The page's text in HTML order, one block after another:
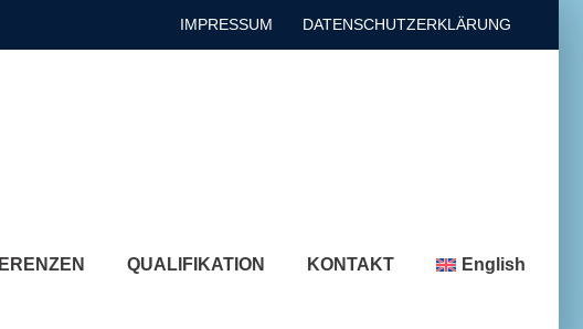
IMPRESSUM DATENSCHUTZERKLÄRUNG
QUALIFIKATION KONTAKT English